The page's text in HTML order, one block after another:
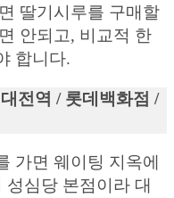
딸기시루를 구매할
안되고, 비교적 한
합니다.
전역 / 롯데백화점 /
가면 웨이팅 지옥에
심당 본점이라 대